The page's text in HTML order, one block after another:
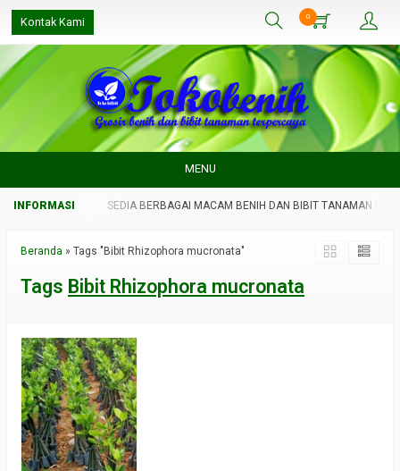
Kontak Kami 0
MENU
UNGGUL SEDIA BERBAGAI MACAM BENIH DAN BIBIT TANAMAN
Beranda » Tags "Bibit Rhizophora mucronata"
Tags Bibit Rhizophora mucronata